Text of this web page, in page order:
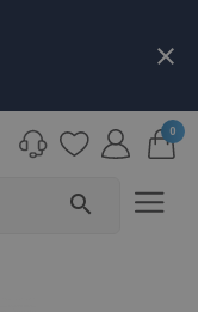
close
search
0